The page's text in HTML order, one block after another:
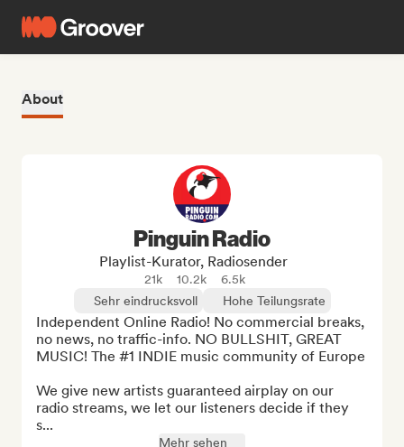
About
Pinguin Radio
Playlist-Kurator, Radiosender
21k 10.2k
6.5k
Sehr eindrucksvoll
Hohe Teilungsrate
Independent Online Radio! No commercial breaks,
no news, no traffic-info. NO BULLSHIT, GREAT
MUSIC! The #1 INDIE music community of Europe
We give new artists guaranteed airplay on our
radio streams, we let our listeners decide if they
s...
Mehr sehen